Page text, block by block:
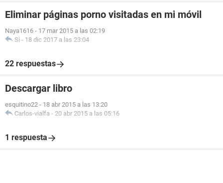
Eliminar páginas porno visitadas en mi móvil
Naya1616 - 17 mar 2015 a las 02:19
Si - 18 dic 2017 a las 23:04
22 respuestas
Descargar libro
esquitino22 - 18 abr 2015 a las 13:20
Carlos-vialfa - 20 abr 2015 a las 05:16
1 respuesta